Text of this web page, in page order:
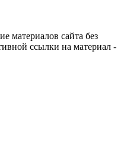
материалов сайта без
ссылки на материал -